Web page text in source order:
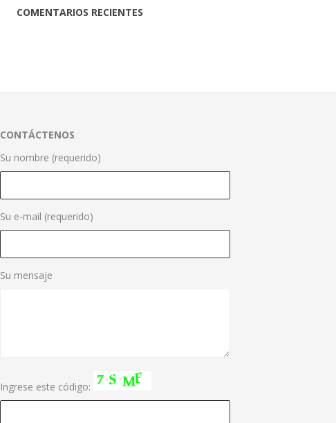
COMENTARIOS RECIENTES
CONTÁCTENOS
Su nombre (requerido)
Su e-mail (requerido)
Su mensaje
Ingrese este código: